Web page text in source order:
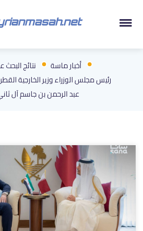
أخبار ماسة
نتائج
رئيس مجلس الوزراء وزير الخارجية
عبد الرحمن بن جاسم آل